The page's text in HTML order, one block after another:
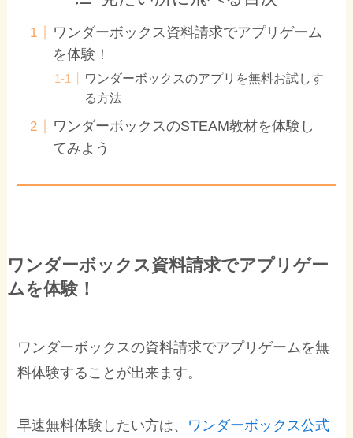
ワンダーボックス資料請求でアプリゲーム
を体験！
ワンダーボックスのアプリを無料お試しす
る方法
ワンダーボックスのSTEAM教材を体験し
てみよう
ワンダーボックス資料請求でアプリゲー
ムを体験！
ワンダーボックスの資料請求でアプリゲームを無
料体験することが出来ます。
早速無料体験したい方は、 ワンダーボックス公式